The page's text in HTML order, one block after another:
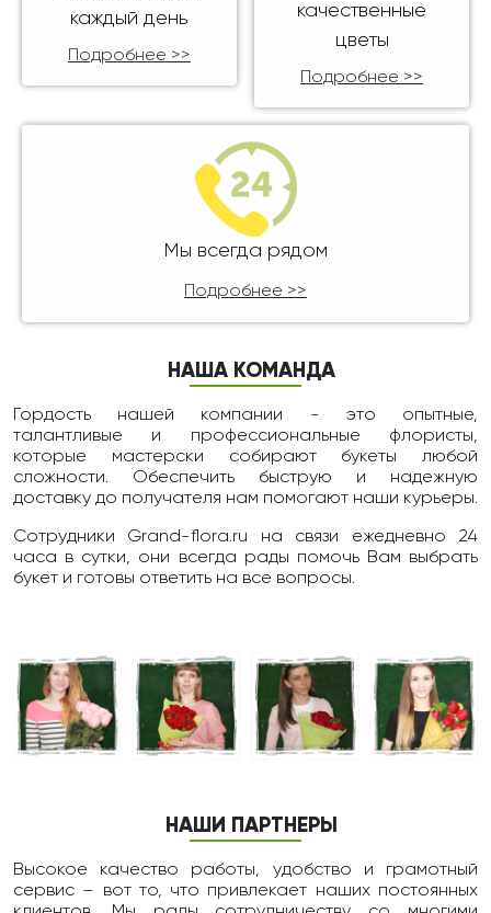
каждый день
Подробнее >>
качественные
цветы
Подробнее >>
Мы всегда рядом
Подробнее >>
НАША КОМАНДА
Гордость нашей компании - это опытные,
талантливые и профессиональные флористы,
которые мастерски собирают букеты любой
сложности. Обеспечить быструю и надежную
доставку до получателя нам помогают наши курьеры.
Сотрудники Grand-flora.ru на связи ежедневно 24
чаcа в сутки, они всегда рады помочь Вам выбрать
букет и готовы ответить на все вопросы.
НАШИ ПАРТНЕРЫ
Высокое качество работы, удобство и грамотный
сервис – вот то, что привлекает наших постоянных